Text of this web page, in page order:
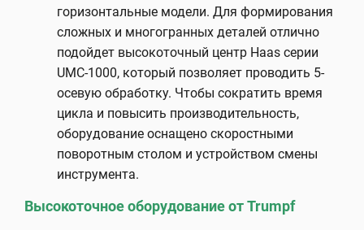
горизонтальные модели. Для формирования
сложных и многогранных деталей отлично
подойдет высокоточный центр Haas серии
UMC-1000, который позволяет проводить 5-
осевую обработку. Чтобы сократить время
цикла и повысить производительность,
оборудование оснащено скоростными
поворотным столом и устройством смены
инструмента.
Высокоточное оборудование от Trumpf